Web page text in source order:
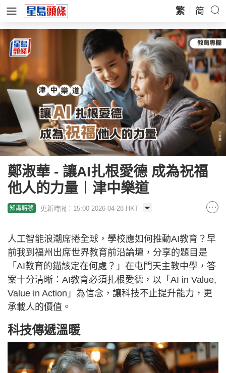
繁 简
鄭淑華 - 讓AI扎根愛德 成為祝福
他人的力量︱津中樂道
知識轉移 更新時間：15:00 2026-04-28 HKT
人工智能浪潮席捲全球，學校應如何推動AI教育？早
前我到福州出席世界教育前沿論壇，分享的題目是
「AI教育的錨該定在何處？」在屯門天主教中學，答
案十分清晰：AI教育必須扎根愛德，以「AI in Value,
Value in Action」為信念，讓科技不止提升能力，更
承載人的價值。
科技傳遞溫暖